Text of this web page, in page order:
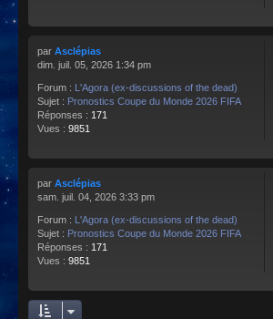
par Asclépias
dim. juil. 05, 2026 1:34 pm
Forum : L'Agora (ex-discussions of the dead)
Sujet : Pronostics Coupe du Monde 2026 FIFA
Réponses : 171
Vues : 9851
par Asclépias
sam. juil. 04, 2026 3:33 pm
Forum : L'Agora (ex-discussions of the dead)
Sujet : Pronostics Coupe du Monde 2026 FIFA
Réponses : 171
Vues : 9851